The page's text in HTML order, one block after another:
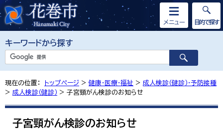
キーワードから探す
メニュー 目的で探す
現在の位置： トップページ > 健康・医療・福祉 > 成人検診（健診）・予防接種
> 成人検診（健診） > 子宮頸がん検診のお知らせ
子宮頸がん検診のお知らせ